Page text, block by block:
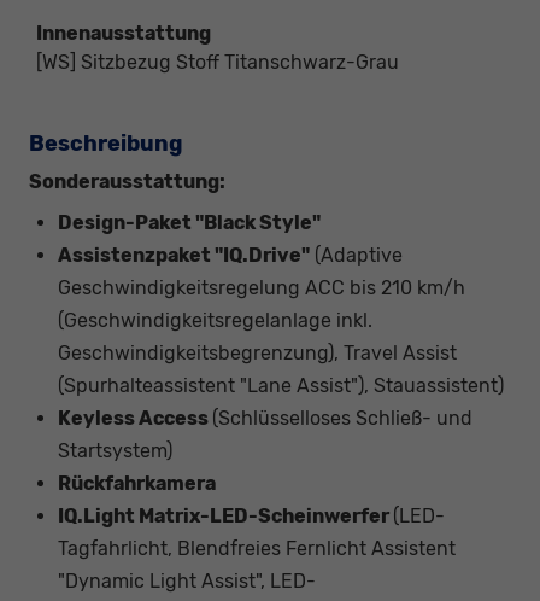
Innenausstattung
[WS] Sitzbezug Stoff Titanschwarz-Grau
Beschreibung
Sonderausstattung:
Design-Paket "Black Style"
Assistenzpaket "IQ.Drive" (Adaptive
Geschwindigkeitsregelung ACC bis 210 km/h
(Geschwindigkeitsregelanlage inkl.
Geschwindigkeitsbegrenzung), Travel Assist
(Spurhalteassistent "Lane Assist"), Stauassistent)
Keyless Access (Schlüsselloses Schließ- und
Startsystem)
Rückfahrkamera
IQ.Light Matrix-LED-Scheinwerfer (LED-
Tagfahrlicht, Blendfreies Fernlicht Assistent
"Dynamic Light Assist", LED-